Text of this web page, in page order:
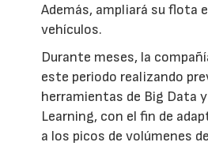
Además, ampliará su flota
vehículos.
Durante meses, la
este periodo realizando
herramientas de Big Data
Learning, con el fin de
a los picos de volúmenes